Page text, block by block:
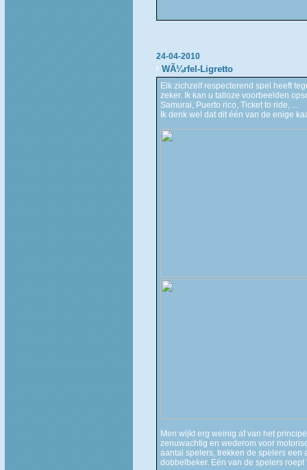
24-04-2010
WÃ¼rfel-Ligretto
Elk zichzelf respecterend spel heeft
zeker. Ik kan u talloze voorbeelden
Samurai, Puerto rico, Ticket to ride, ...
Ik denk wel dat dit één van de enige
Men wijkt erg weinig af van het
zenuwachtig en wederom voor
aantal spelers, trekken de spelers
dobbelbeker. Eén van de spelers